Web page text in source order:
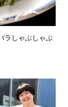
ラしゃぶしゃぶ